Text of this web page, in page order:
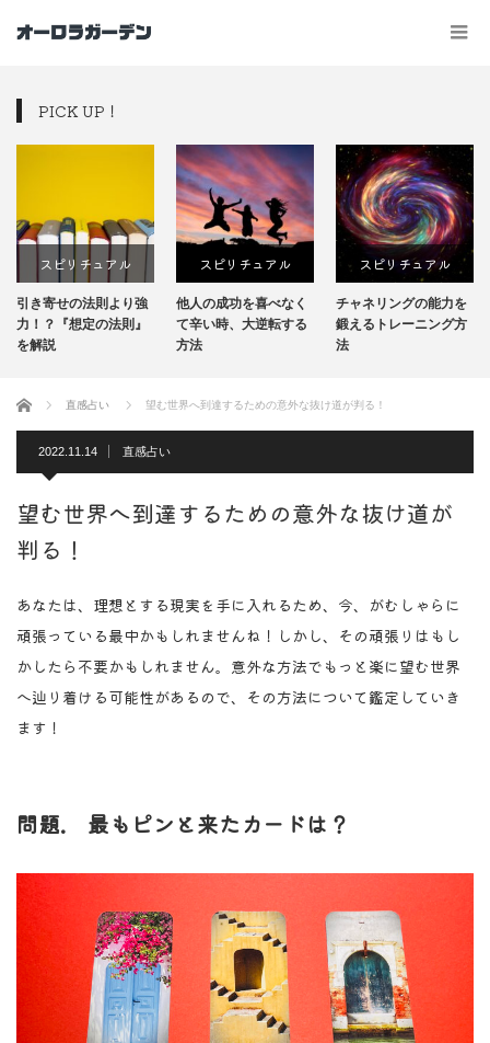
PICK UP！
スピリチュアル
引き寄せの法則より強
力！？『想定の法則』
を解説
スピリチュアル
他人の成功を喜べなく
て辛い時、大逆転する
方法
スピリチュアル
チャネリングの能力を
鍛えるトレーニング方
法
ホーム 直感占い 望む世界へ到達するための意外な抜け道が判る！
2022.11.14 直感占い
望む世界へ到達するための意外な抜け道が
判る！
あなたは、理想とする現実を手に入れるため、今、がむしゃらに
頑張っている最中かもしれませんね！しかし、その頑張りはもし
かしたら不要かもしれません。意外な方法でもっと楽に望む世界
へ辿り着ける可能性があるので、その方法について鑑定していき
ます！
問題. 最もピンと来たカードは？